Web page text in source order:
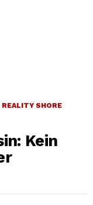
REALITY SHORE
Kein